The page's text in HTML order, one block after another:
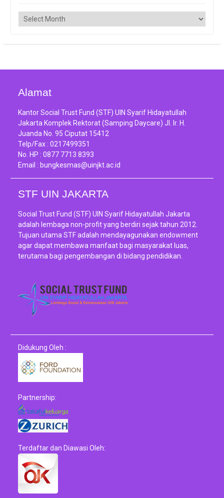
Arsip
Alamat
Kantor Social Trust Fund (STF) UIN Syarif Hidayatullah
Jakarta Komplek Rektorat (Samping Daycare) Jl. Ir. H.
Juanda No. 95 Ciputat 15412
Telp/Fax :0217499351
No. HP :0877 7713 8393
Email : bungkesmas@uinjkt.ac.id
STF UIN JAKARTA
Social Trust Fund (STF) UIN Syarif Hidayatullah Jakarta
adalah lembaga non-profit yang berdiri sejak tahun 2012.
Tujuan utama STF adalah mendayagunakan endowment
agar dapat membawa manfaat bagi masyarakat luas,
terutama bagi pengembangan di bidang pendidikan.
Didukung Oleh :
Partnership:
Terdaftar dan Diawasi Oleh: